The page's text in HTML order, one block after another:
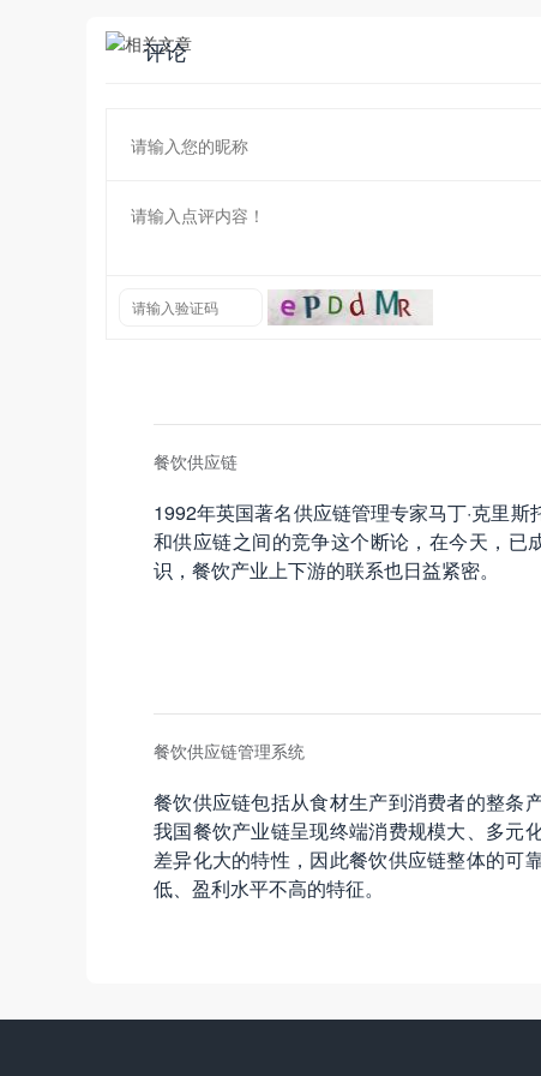
评论
餐饮供应链
1992年英国著名供应链管理专家马丁·克里
和供应链之间的竞争这个断论，在今天，已
识，餐饮产业上下游的联系也日益紧密。
餐饮供应链管理系统
餐饮供应链包括从食材生产到消费者的整条
我国餐饮产业链呈现终端消费规模大、多元
差异化大的特性，因此餐饮供应链整体的可
低、盈利水平不高的特征。